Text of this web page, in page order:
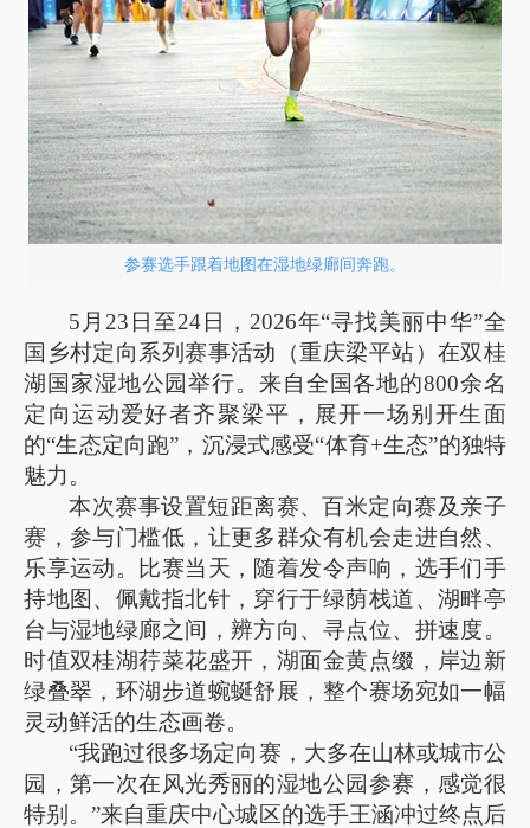
参赛选手跟着地图在湿地绿廊间奔跑。
5月23日至24日，2026年“寻找美丽中华”全
国乡村定向系列赛事活动（重庆梁平站）在双桂
湖国家湿地公园举行。来自全国各地的800余名
定向运动爱好者齐聚梁平，展开一场别开生面
的“生态定向跑”，沉浸式感受“体育+生态”的独特
魅力。
本次赛事设置短距离赛、百米定向赛及亲子
赛，参与门槛低，让更多群众有机会走进自然、
乐享运动。比赛当天，随着发令声响，选手们手
持地图、佩戴指北针，穿行于绿荫栈道、湖畔亭
台与湿地绿廊之间，辨方向、寻点位、拼速度。
时值双桂湖荇菜花盛开，湖面金黄点缀，岸边新
绿叠翠，环湖步道蜿蜒舒展，整个赛场宛如一幅
灵动鲜活的生态画卷。
“我跑过很多场定向赛，大多在山林或城市公
园，第一次在风光秀丽的湿地公园参赛，感觉很
特别。”来自重庆中心城区的选手王涵冲过终点后